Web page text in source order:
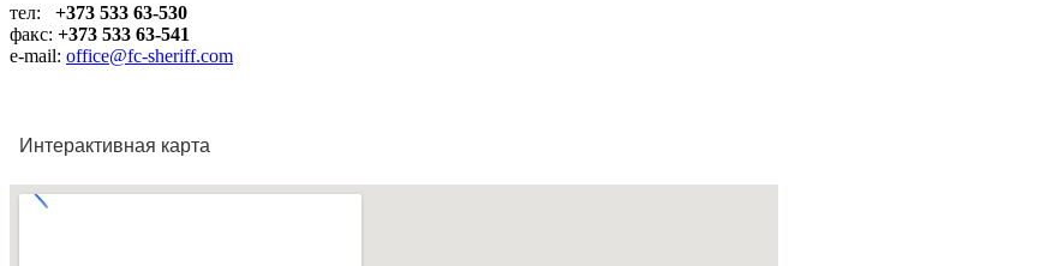
тел: +373 533 63-530
факс: +373 533 63-541
e-mail: office@fc-sheriff.com
Интерактивная карта